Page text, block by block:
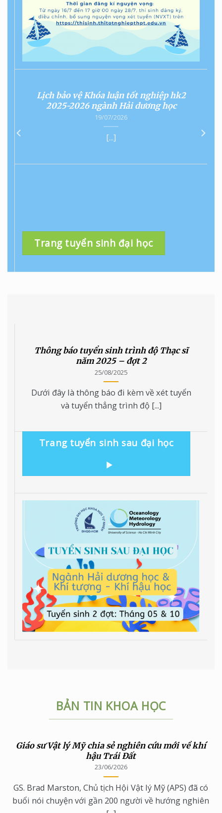
Lịch bảo vệ Khóa luận tốt nghiệp hk2
2025-2026 ngành Hải dương học
19/07/2026
[...]
Trang tuyển sinh đại học
Thông báo tuyển sinh trình độ Thạc sĩ
năm 2025 – đợt 2
25/08/2025
Dưới đây là thông báo đi kèm về xét tuyển
và tuyển thẳng trình độ [...]
Trang tuyển sinh sau đại học
BẢN TIN KHOA HỌC
Giáo sư Vật lý Mỹ chia sẻ nghiên cứu mới về khí
hậu Trái Đất
23/06/2026
GS. Brad Marston, Chủ tịch Hội Vật lý Mỹ (APS) đã có
buổi nói chuyện với gần 200 người về hướng nghiên